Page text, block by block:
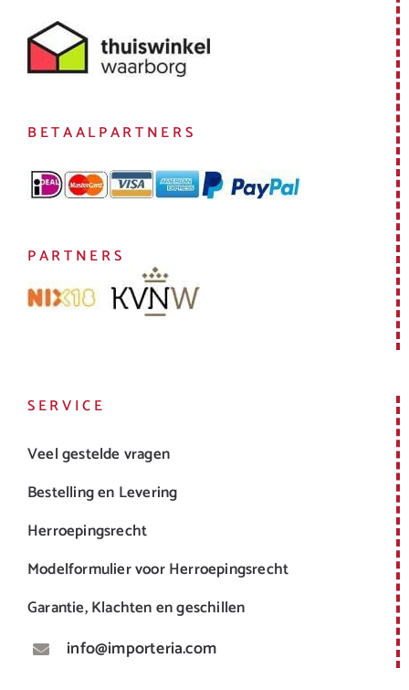
BETAALPARTNERS
PARTNERS
SERVICE
Veel gestelde vragen
Bestelling en Levering
Herroepingsrecht
Modelformulier voor Herroepingsrecht
Garantie, Klachten en geschillen
info@importeria.com